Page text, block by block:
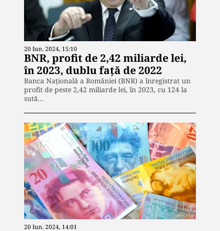
20 Iun. 2024, 15:10
BNR, profit de 2,42 miliarde lei,
în 2023, dublu față de 2022
Banca Națională a României (BNR) a înregistrat un
profit de peste 2,42 miliarde lei, în 2023, cu 124 la
sută…
20 Iun. 2024, 14:01